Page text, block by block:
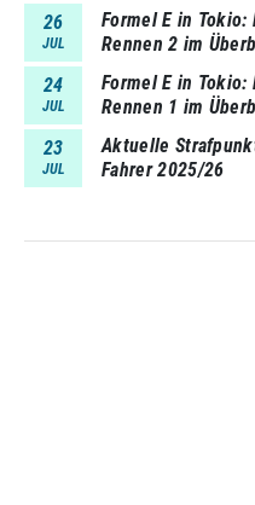
26
JUL
Formel E in
Rennen 2 im
24
JUL
Formel E in
Rennen 1 im
23
JUL
Aktuelle
Fahrer 2025/26